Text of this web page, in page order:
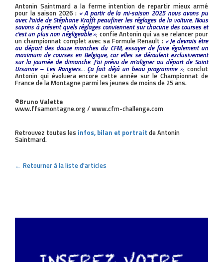
Antonin Saintmard a la ferme intention de repartir mieux armé
pour la saison 2026 : « A partir de la mi-saison 2025 nous avons pu
avec l’aide de Stéphane Krafft peaufiner les réglages de la voiture. Nous
savons à présent quels réglages conviennent sur chacune des courses et
c’est un plus non négligeable », confie Antonin qui va se relancer pour
un championnat complet avec sa Formule Renault : « Je devrais être
au départ des douze manches du CFM, essayer de faire également un
maximum de courses en Belgique, car elles se déroulent exclusivement
sur la journée de dimanche. J’ai prévu de m’aligner au départ de Saint
Ursanne – Les Rangiers… Ça fait déjà un beau programme », conclut
Antonin qui évoluera encore cette année sur le Championnat de
France de la Montagne parmi les jeunes de moins de 25 ans.
©Bruno Valette
www.ffsamontagne.org / www.cfm-challenge.com
Retrouvez toutes les infos, bilan et portrait de Antonin
Saintmard.
← Retourner à la liste d'articles